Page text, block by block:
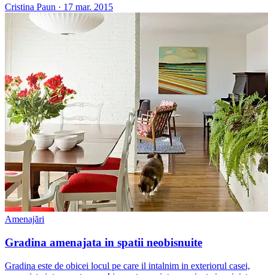
Cristina Paun · 17 mar. 2015
Amenajări
Gradina amenajata in spatii neobisnuite
Gradina este de obicei locul pe care il intalnim in exteriorul casei,